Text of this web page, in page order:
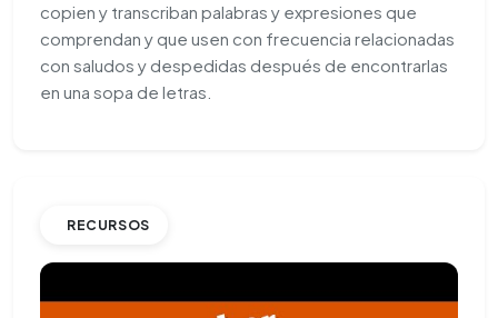
copien y transcriban palabras y expresiones que
comprendan y que usen con frecuencia relacionadas
con saludos y despedidas después de encontrarlas
en una sopa de letras.
RECURSOS